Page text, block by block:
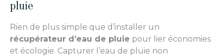
pluie
Rien de plus simple que d’installer un
récupérateur d’eau de pluie pour lier économies
et écologie. Capturer l’eau de pluie non